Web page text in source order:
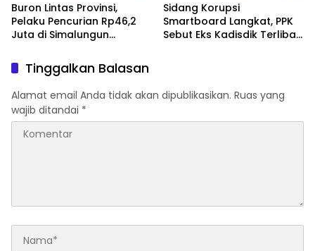
Buron Lintas Provinsi,
Pelaku Pencurian Rp46,2
Juta di Simalungun
Sidang Korupsi
Smartboard Langkat, PPK
Sebut Eks Kadisdik Terlibat
Tinggalkan Balasan
Alamat email Anda tidak akan dipublikasikan. Ruas yang
wajib ditandai *